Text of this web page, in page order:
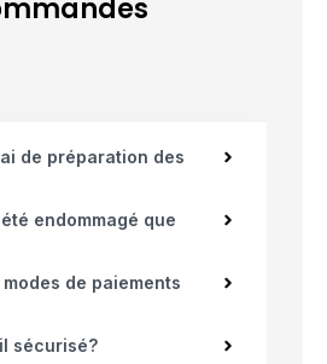
de préparation des
endommagé que
de paiements
sécurisé?